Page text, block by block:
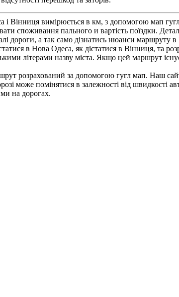
Вінниця вимірюється в км, з допомогою мап
споживання пального и вартість поїздки.
а так само дізнатись нюанси маршруту в
в Нова Одеса, як дістатися в Вінниця, та
літерами назву міста. Якщо цей маршрут
розрахований за допомогою гугл мап. Наш
може помінятися в залежності від швидкості
на дорогах.